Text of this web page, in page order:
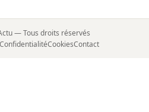
— Tous droits réservés
ConfidentialitéCookiesContact